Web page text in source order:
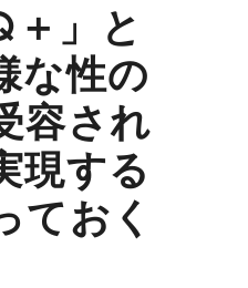
＋」と
性の
容され
現する
ておく